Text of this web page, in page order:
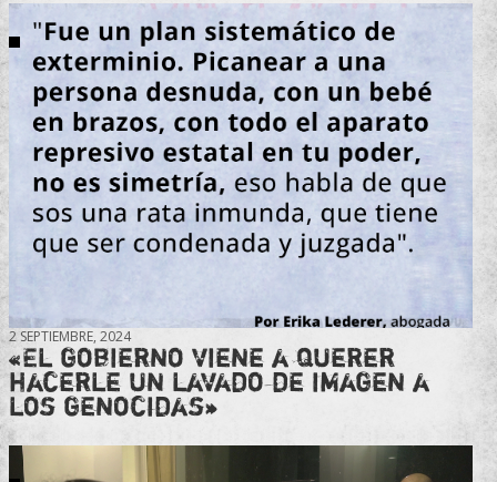
2 SEPTIEMBRE, 2024
«El gobierno viene a querer
hacerle un lavado de imagen a
los genocidas»